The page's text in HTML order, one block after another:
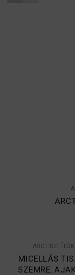
ARCTISZTÍTÓK
MICELLÁS
SZEMRE,